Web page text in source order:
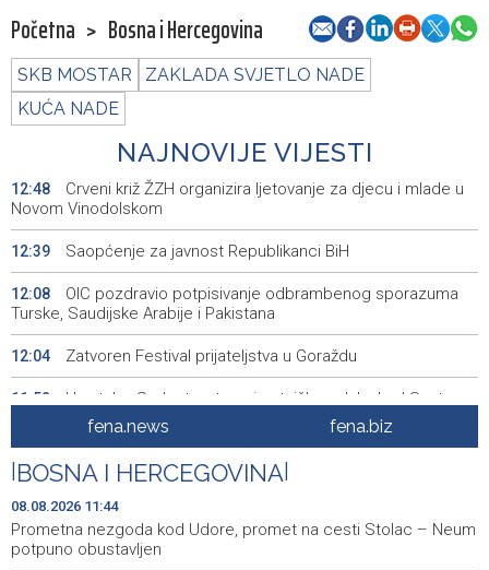
Početna > Bosna i Hercegovina
SKB MOSTAR
ZAKLADA SVJETLO NADE
KUĆA NADE
NAJNOVIJE VIJESTI
12:48
Crveni križ ŽZH organizira ljetovanje za djecu i mlade u
Novom Vinodolskom
12:39 Saopćenje za javnost Republikanci BiH
12:08
OIC pozdravio potpisivanje odbrambenog sporazuma
Turske, Saudijske Arabije i Pakistana
12:04 Zatvoren Festival prijateljstva u Goraždu
11:52
Hrvatska: Sudar teretnog i putničkog vlaka kod Svetog
Ivana Žabnog, ima ozlijeđenih
11:44
Prometna nezgoda kod Udore, promet na cesti Stolac
– Neum potpuno obustavljen
11:27
'ELVIS, moj komšija' najbolji muzički dokumentarni film na
City film festu u Niškoj Banji
fena.news fena.biz
BOSNA I HERCEGOVINA
08.08.2026 11:44
Prometna nezgoda kod Udore, promet na cesti Stolac – Neum
potpuno obustavljen